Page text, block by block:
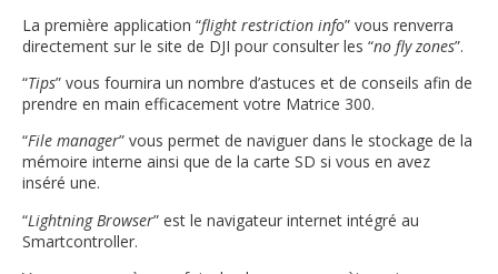
La première application “flight restriction info” vous renverra
directement sur le site de DJI pour consulter les “no fly zones”.
“Tips” vous fournira un nombre d’astuces et de conseils afin de
prendre en main efficacement votre Matrice 300.
“File manager” vous permet de naviguer dans le stockage de la
mémoire interne ainsi que de la carte SD si vous en avez
inséré une.
“Lightning Browser” est le navigateur internet intégré au
Smartcontroller.